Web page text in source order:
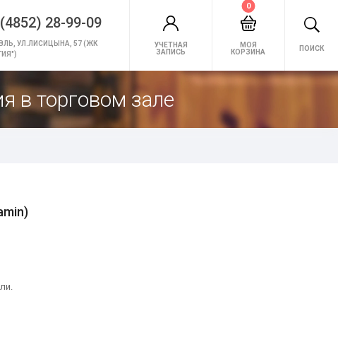
28-99-09
УЛ.ЛИСИЦЫНА, 57 (ЖК
УЧЕТНАЯ
ЗАПИСЬ
МОЯ
КОРЗИНА
0
ПОИСК
в торговом зале